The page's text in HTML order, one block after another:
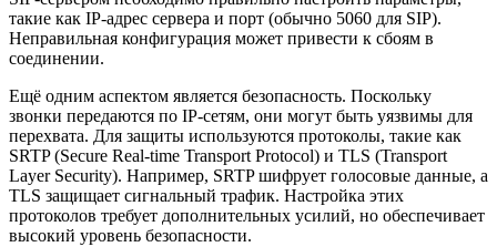
такие как IP-адрес сервера и порт (обычно 5060 для SIP).
Неправильная конфигурация может привести к сбоям в
соединении.
Ещё одним аспектом является безопасность. Поскольку
звонки передаются по IP-сетям, они могут быть уязвимы для
перехвата. Для защиты используются протоколы, такие как
SRTP (Secure Real-time Transport Protocol) и TLS (Transport
Layer Security). Например, SRTP шифрует голосовые данные, а
TLS защищает сигнальный трафик. Настройка этих
протоколов требует дополнительных усилий, но обеспечивает
высокий уровень безопасности.